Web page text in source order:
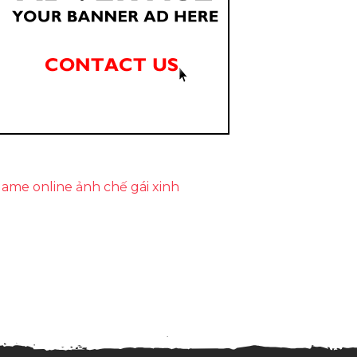
online ảnh chế gái xinh